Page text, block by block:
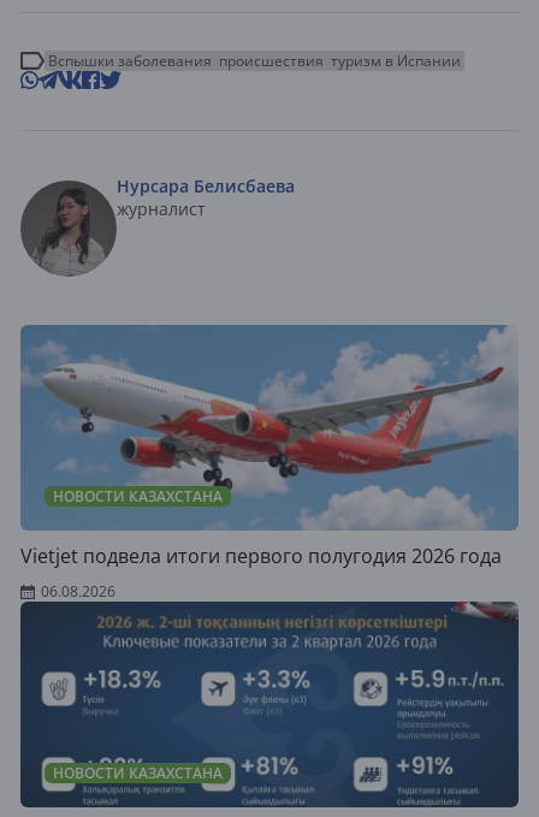
Вспышки заболевания происшествия туризм в Испании
Нурсара Белисбаева
журналист
НОВОСТИ КАЗАХСТАНА
Vietjet подвела итоги первого полугодия 2026 года
06.08.2026
НОВОСТИ КАЗАХСТАНА